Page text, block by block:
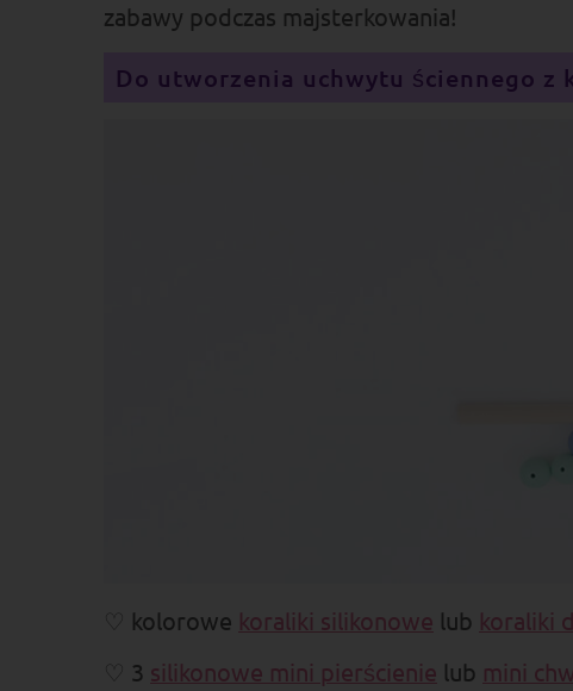
zabawy podczas majsterkowania!
Do utworzenia uchwytu ściennego z
kolorowe koraliki silikonowe lub koraliki
3 silikonowe mini pierścienie lub mini